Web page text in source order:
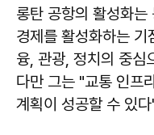
롱탄 공항의 활성화는
경제를 활성화하는
융, 관광, 정치의 중심
다만 그는 "교통 인프
계획이 성공할 수 있